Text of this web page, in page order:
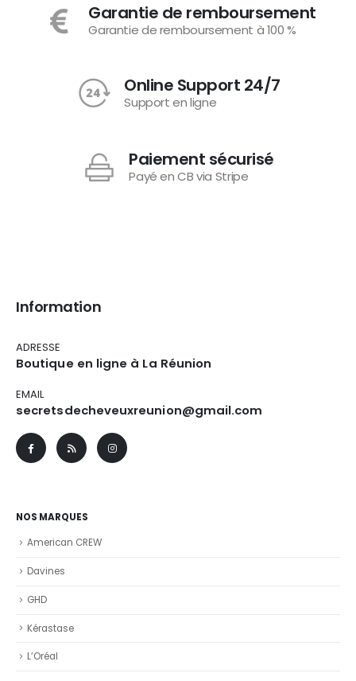
Garantie de remboursement
Garantie de remboursement à 100 %
Online Support 24/7
Support en ligne
Paiement sécurisé
Payé en CB via Stripe
Information
ADRESSE
Boutique en ligne à La Réunion
EMAIL
secretsdecheveuxreunion@gmail.com
NOS MARQUES
American CREW
Davines
GHD
Kérastase
L’Oréal